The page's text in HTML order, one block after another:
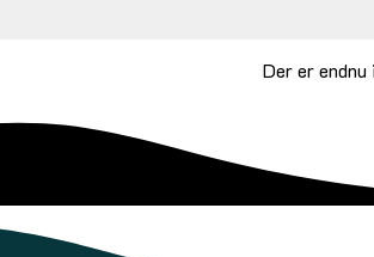
Der er endnu